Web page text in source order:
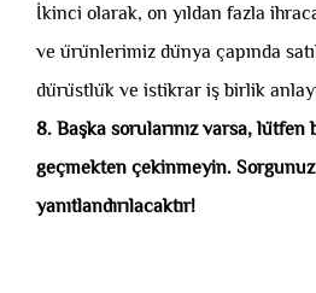
İkinci olarak, on yıldan fazla
ve ürünlerimiz dünya çapında
dürüstlük ve istikrar iş birlik
8. Başka sorularınız varsa,
geçmekten çekinmeyin.
yanıtlandırılacaktır!